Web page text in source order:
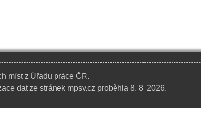
míst z Úřadu práce ČR.
dat ze stránek mpsv.cz proběhla 8. 8. 2026.